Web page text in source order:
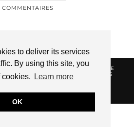
to deliver its services
By using this site, you
cookies.
Learn more
OK
COMMENTAIRES
CONTACT
POLITIQUE DE
VUE DANS LA PRESSE
LIENS
AFFILIES
DESIGN BYpipdig